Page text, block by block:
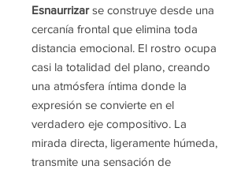
Esnaurrizarse construye desde una
cercanía frontal que elimina toda
distancia emocional. El rostro ocupa
casi la totalidad del plano, creando
una atmósfera íntima donde la
expresión se convierte en el
verdadero eje compositivo. La
mirada directa, ligeramente húmeda,
transmite una sensación de